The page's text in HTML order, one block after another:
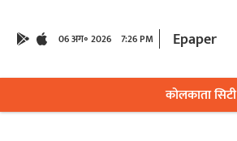
06 अग॰ 2026 7:26 PM Epaper
कोलकाता सिटी